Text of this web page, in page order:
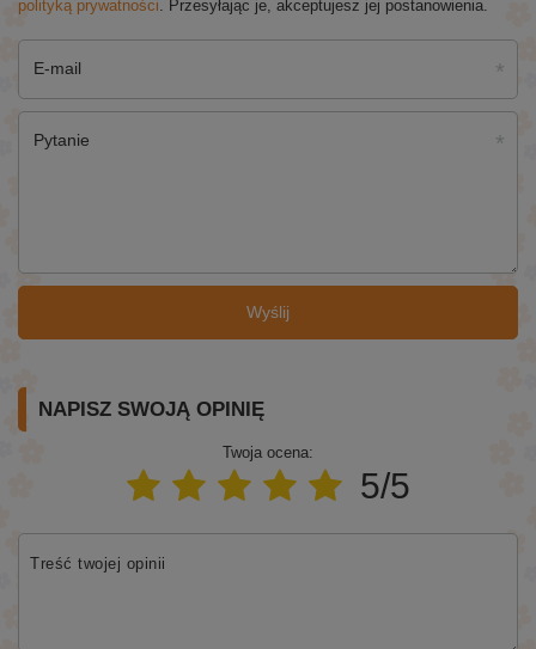
polityką prywatności . Przesyłając je, akceptujesz jej postanowienia.
E-mail
Pytanie
Wyślij
NAPISZ SWOJĄ OPINIĘ
Twoja ocena:
5/5
Treść twojej opinii